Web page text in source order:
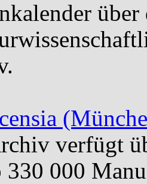
verfügt
330 000